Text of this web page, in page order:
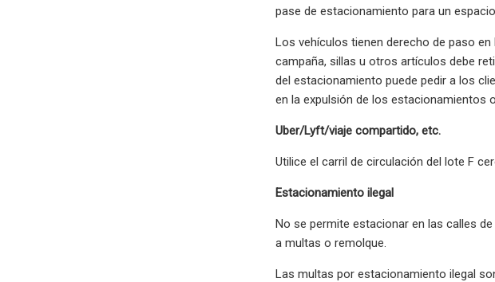
pase de estacionamiento para un
Los vehículos tienen derecho de paso
campaña, sillas u otros artículos debe
del estacionamiento puede pedir a los
en la expulsión de los estacionamientos
Uber/Lyft/viaje compartido, etc.
Utilice el carril de circulación del lote F
Estacionamiento ilegal
No se permite estacionar en las calles
a multas o remolque.
Las multas por estacionamiento ilegal